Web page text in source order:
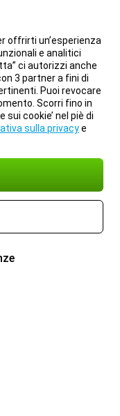
offrirti un’esperienza
e analitici
ci autorizzi anche
3 partner a fini di
Puoi revocare
Scorri fino in
sui cookie’ nel piè di
sulla privacye